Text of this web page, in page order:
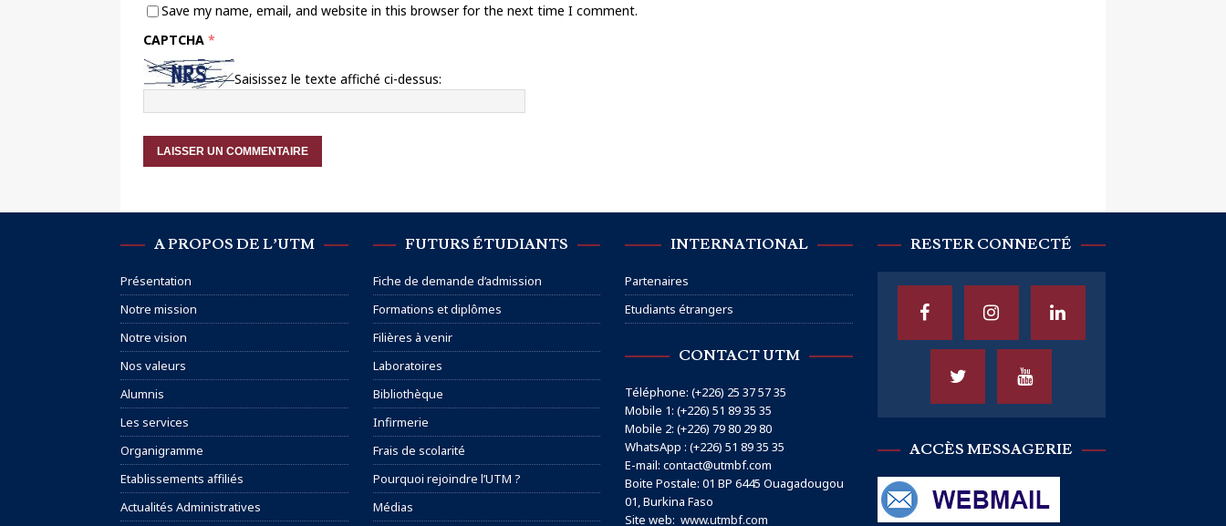
Save my name, email, and website in this browser for the next time I comment.
CAPTCHA *
Saisissez le texte affiché ci-dessus:
A PROPOS DE L’UTM
Présentation
Notre mission
Notre vision
Nos valeurs
Alumnis
Les services
Organigramme
Etablissements affiliés
Actualités Administratives
FUTURS ÉTUDIANTS
Fiche de demande d’admission
Formations et diplômes
Filières à venir
Laboratoires
Bibliothèque
Infirmerie
Frais de scolarité
Pourquoi rejoindre l’UTM ?
Médias
INTERNATIONAL
Partenaires
Etudiants étrangers
CONTACT UTM
Téléphone: (+226) 25 37 57 35
Mobile 1: (+226) 51 89 35 35
Mobile 2: (+226) 79 80 29 80
WhatsApp : (+226) 51 89 35 35
E-mail: contact@utmbf.com
Boite Postale: 01 BP 6445 Ouagadougou
01, Burkina Faso
Site web:www.utmbf.com
RESTER CONNECTÉ
ACCÈS MESSAGERIE